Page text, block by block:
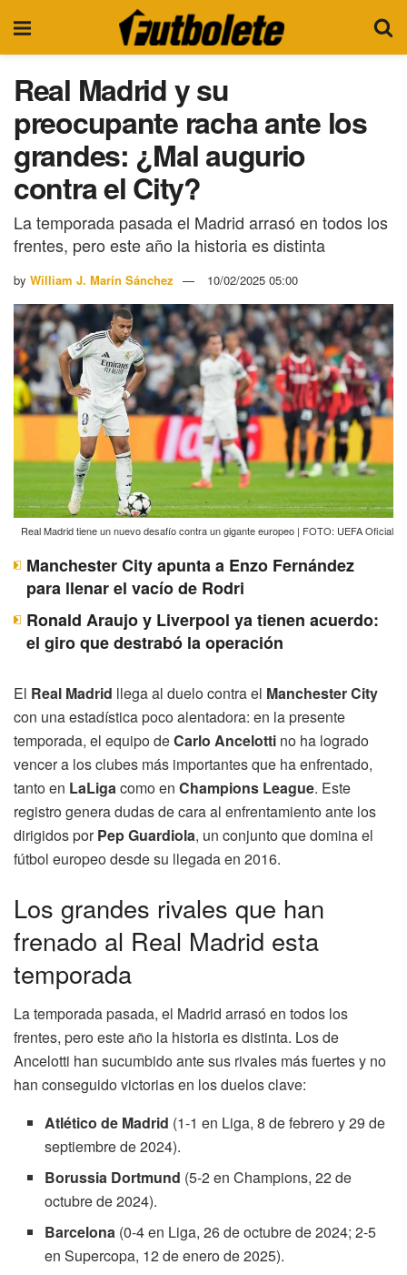
Real Madrid y su
preocupante racha ante los
grandes: ¿Mal augurio
contra el City?
La temporada pasada el Madrid arrasó en todos los
frentes, pero este año la historia es distinta
by William J. Marín Sánchez 10/02/2025 05:00
Real Madrid tiene un nuevo desafío contra un gigante europeo | FOTO: UEFA Oficial
Manchester City apunta a Enzo Fernández
para llenar el vacío de Rodri
Ronald Araujo y Liverpool ya tienen acuerdo:
el giro que destrabó la operación
El Real Madrid llega al duelo contra el Manchester City
con una estadística poco alentadora: en la presente
temporada, el equipo deCarlo Ancelotti no ha logrado
vencer a los clubes más importantes que ha enfrentado,
tanto en LaLigacomo en Champions League. Este
registro genera dudas de cara al enfrentamiento ante los
dirigidos porPep Guardiola, un conjunto que domina el
fútbol europeo desde su llegada en 2016.
Los grandes rivales que han
frenado al Real Madrid esta
temporada
La temporada pasada, el Madrid arrasó en todos los
frentes, pero este año la historia es distinta. Los de
Ancelotti han sucumbido ante sus rivales más fuertes y no
han conseguido victorias en los duelos clave:
Atlético de Madrid (1-1 en Liga, 8 de febrero y 29 de
septiembre de 2024).
Borussia Dortmund (5-2 en Champions, 22 de
octubre de 2024).
Barcelona (0-4 en Liga, 26 de octubre de 2024; 2-5
en Supercopa, 12 de enero de 2025).